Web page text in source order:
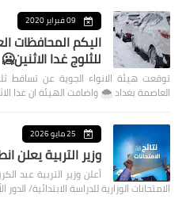
09 فبراير 2020
اليكم المحافظات
للثلوج غدا الاثنين🥶
توقعت هيئة الانواء الجوية عن
العاصمة بغداد ⁦🌨️⁩ واضافت الهيئة ان غدا الاثنين …
25 مايو 2026
وزير التربية يعلن
أعلن وزير التربية عبد
الامتحانات الوزارية للدراسة الابتدائية/ الدور